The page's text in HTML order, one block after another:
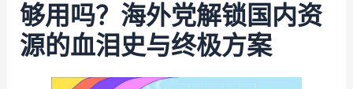
够用吗？海外党解锁国内资
源的血泪史与终极方案